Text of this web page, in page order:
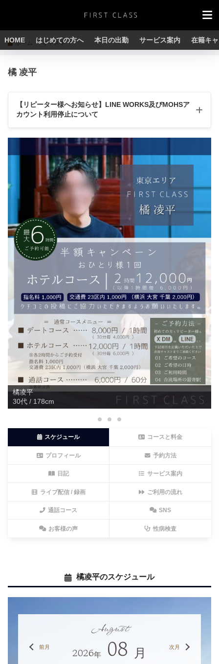
HOME はじめての方へ 本日の出勤 サービス案内 在籍キ
ホーム キャスト
橘 凌平
【リピーター様へお知らせ】LINE WORKS及びMOHSア
カウント利用停止について
【LINE WORKSについて】
LINE WORKSの規約変更により2026年5月1日より
キャストLINEが使用停止となりました。
大変ご迷惑をおかけしますが、
連絡ください。
キャスト一同、以前やり取りしたことのあるお客様からのご連絡
を、心待ちにしております。
以前のLINE WORKSアカウントにはログインもできませんの
で、やり取りのスクリーンショットなど送っていただけますと、
よりわかりやすく助かります。
一部のキャストは KaikanDMでもやりとりいただけます。
今後の連絡ツールにつきましては熟慮の上方針を決定し、またご
報告いたします。
【通話コース決済MOSHについて】
こちらも利用規約の変更により利用停止となりました。
通話コースご利用の際はキャストまでお問い合わせください。
決済方法は「銀行振込」「PayPay」をご利用いただけます。
橘凌平
30代 / 178cm
橘凌平
30代 / 178cm
スケジュール コースと料金
プロフィール 予約方法
日記 サービス案内
ライブ配信 / 録画 ご利用の流れ
通話コース SNS
お客様の声 性病検査
橘凌平のスケジュール
前月
August
2026年 08 月 次月